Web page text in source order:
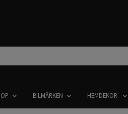
BILMÄRKEN HEMDEKOR